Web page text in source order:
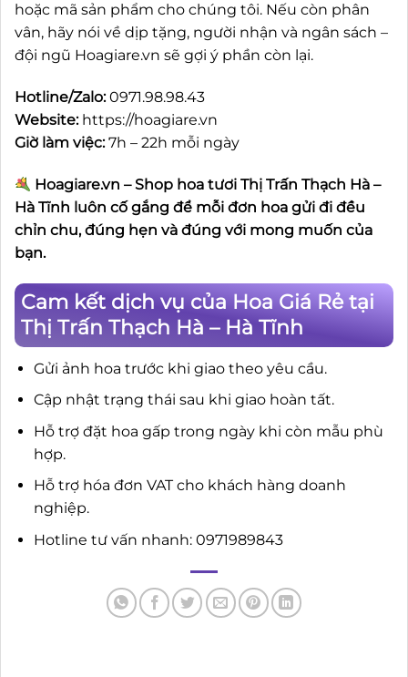
hoặc mã sản phẩm cho chúng tôi. Nếu còn phân
vân, hãy nói về dịp tặng, người nhận và ngân sách –
đội ngũ Hoagiare.vn sẽ gợi ý phần còn lại.
Hotline/Zalo:0971.98.98.43
Website: https://hoagiare.vn
Giờ làm việc:7h – 22h mỗi ngày
Hoagiare.vn – Shop hoa tươi Thị Trấn Thạch Hà –
Hà Tĩnh luôn cố gắng để mỗi đơn hoa gửi đi đều
chỉn chu, đúng hẹn và đúng với mong muốn của
bạn.
Cam kết dịch vụ của Hoa Giá Rẻ tại
Thị Trấn Thạch Hà – Hà Tĩnh
Gửi ảnh hoa trước khi giao theo yêu cầu.
Cập nhật trạng thái sau khi giao hoàn tất.
Hỗ trợ đặt hoa gấp trong ngày khi còn mẫu phù
hợp.
Hỗ trợ hóa đơn VAT cho khách hàng doanh
nghiệp.
Hotline tư vấn nhanh: 0971989843